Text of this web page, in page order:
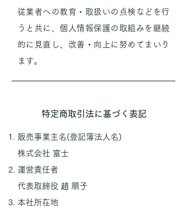
従業者への教育・取扱いの点検などを行
うと共に、個人情報保護の取組みを継続
的に見直し、改善・向上に努めてまいり
ます。
特定商取引法に基づく表記
販売事業主名(登記簿法人名)
株式会社 富士
運営責任者
代表取締役 趙 順子
本社所在地